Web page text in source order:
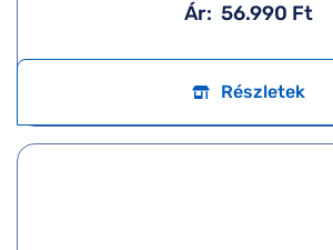
Ár: 56.990 Ft
Részletek